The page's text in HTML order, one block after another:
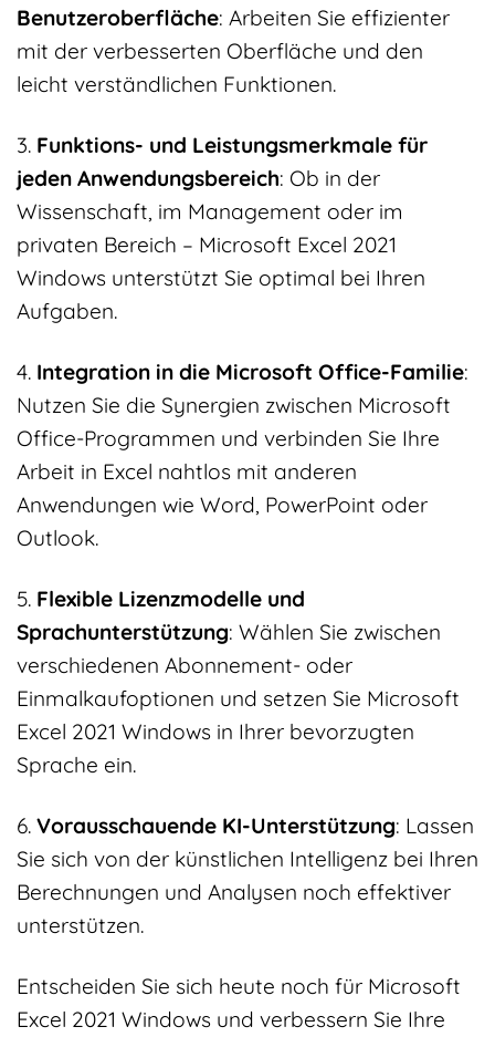
Benutzeroberfläche: Arbeiten Sie effizienter
mit der verbesserten Oberfläche und den
leicht verständlichen Funktionen.
3. Funktions- und Leistungsmerkmale für
jeden Anwendungsbereich: Ob in der
Wissenschaft, im Management oder im
privaten Bereich – Microsoft Excel 2021
Windows unterstützt Sie optimal bei Ihren
Aufgaben.
4. Integration in die Microsoft Office-Familie:
Nutzen Sie die Synergien zwischen Microsoft
Office-Programmen und verbinden Sie Ihre
Arbeit in Excel nahtlos mit anderen
Anwendungen wie Word, PowerPoint oder
Outlook.
5. Flexible Lizenzmodelle und
Sprachunterstützung: Wählen Sie zwischen
verschiedenen Abonnement- oder
Einmalkaufoptionen und setzen Sie Microsoft
Excel 2021 Windows in Ihrer bevorzugten
Sprache ein.
6. Vorausschauende KI-Unterstützung: Lassen
Sie sich von der künstlichen Intelligenz bei Ihren
Berechnungen und Analysen noch effektiver
unterstützen.
Entscheiden Sie sich heute noch für Microsoft
Excel 2021 Windows und verbessern Sie Ihre